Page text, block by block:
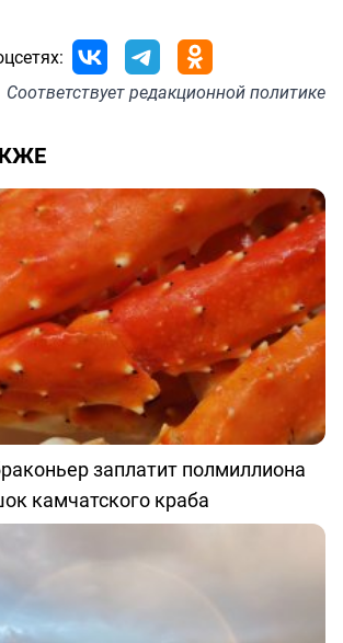
Соответствуетредакционной политике
заплатит полмиллиона
камчатского краба